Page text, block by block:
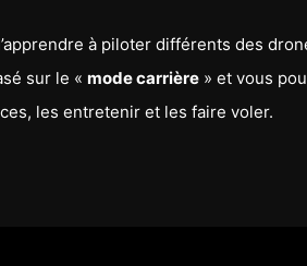
à piloter différents des
sur le « mode carrière » et vous
les entretenir et les faire voler.